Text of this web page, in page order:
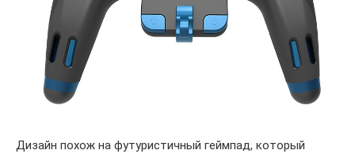
Дизайн похож на футуристичный геймпад, который